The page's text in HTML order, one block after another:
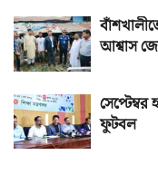
আশ্বাস
সেপ্টেম্বর
ফুটবল